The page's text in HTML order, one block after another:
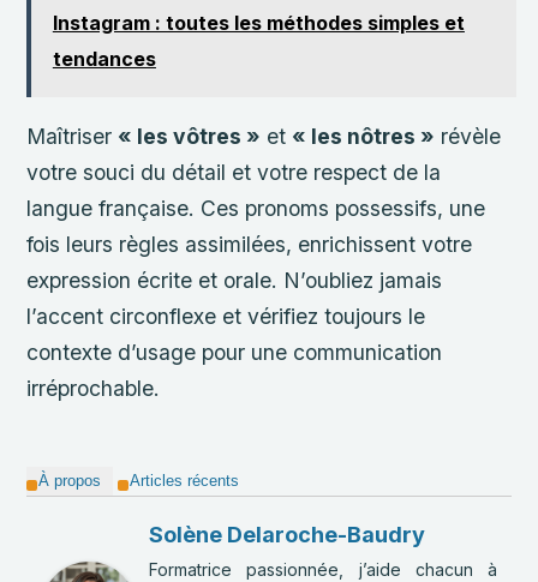
Instagram : toutes les méthodes simples et
tendances
Maîtriser « les vôtres » et « les nôtres » révèle
votre souci du détail et votre respect de la
langue française. Ces pronoms possessifs, une
fois leurs règles assimilées, enrichissent votre
expression écrite et orale. N’oubliez jamais
l’accent circonflexe et vérifiez toujours le
contexte d’usage pour une communication
irréprochable.
À propos Articles récents
Solène Delaroche-Baudry
Formatrice passionnée, j’aide chacun à